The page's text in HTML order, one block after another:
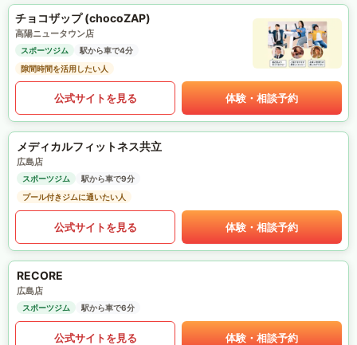
チョコザップ (chocoZAP)
高陽ニュータウン店
スポーツジム
駅から車で4分
隙間時間を活用したい人
公式サイトを見る 体験・相談予約
メディカルフィットネス共立
広島店
スポーツジム
駅から車で9分
プール付きジムに通いたい人
公式サイトを見る 体験・相談予約
RECORE
広島店
スポーツジム 駅から車で6分
公式サイトを見る 体験・相談予約